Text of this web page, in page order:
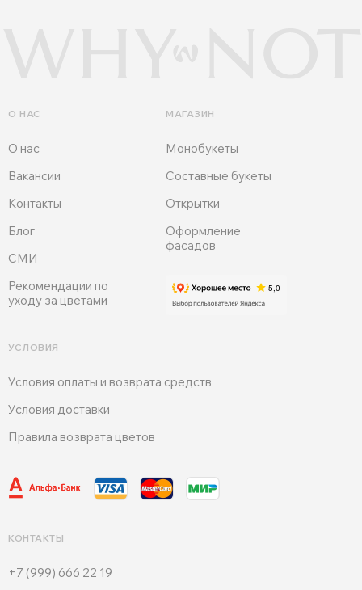
Вакансии
О нас
О НАС
УСЛОВИЯ
Блог
СМИ
Рекомендации по
уходу за цветами
Условия оплаты и возврата средств
Условия доставки
Контакты
Правила возврата цветов
МАГАЗИН
+7 (999) 666 22 19
КОНТАКТЫ
Оформление
фасадов
Монобукеты
Открытки
Составные букеты